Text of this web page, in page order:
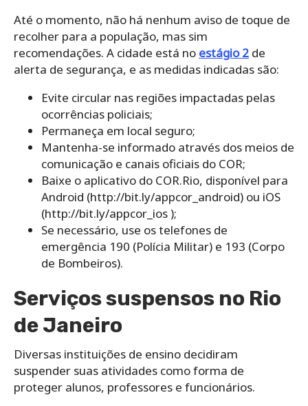
Até o momento, não há nenhum aviso de toque de
recolher para a população, mas sim
recomendações. A cidade está no estágio 2 de
alerta de segurança, e as medidas indicadas são:
Evite circular nas regiões impactadas pelas
ocorrências policiais;
Permaneça em local seguro;
Mantenha-se informado através dos meios de
comunicação e canais oficiais do COR;
Baixe o aplicativo do COR.Rio, disponível para
Android (http://bit.ly/appcor_android) ou iOS
(http://bit.ly/appcor_ios );
Se necessário, use os telefones de
emergência 190 (Polícia Militar) e 193 (Corpo
de Bombeiros).
Serviços suspensos no Rio
de Janeiro
Diversas instituições de ensino decidiram
suspender suas atividades como forma de
proteger alunos, professores e funcionários.